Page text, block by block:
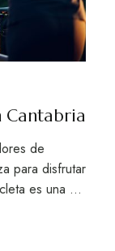
Cantabria
de
para disfrutar
es una …